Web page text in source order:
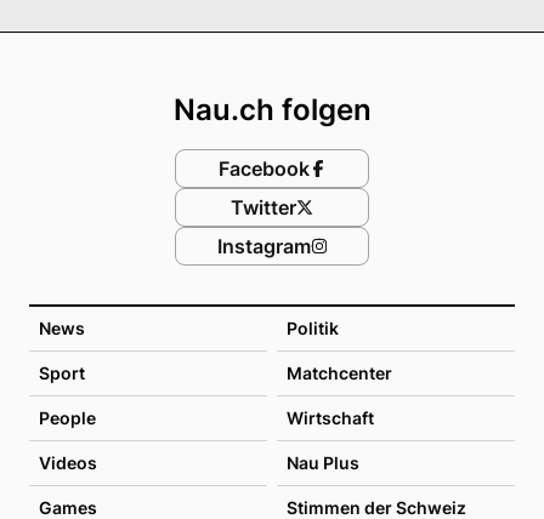
News Politik
Sport Matchcenter
People Wirtschaft
Videos Nau Plus
Games Stimmen der Schweiz
Nau.ch folgen
Facebook
Twitter
Instagram